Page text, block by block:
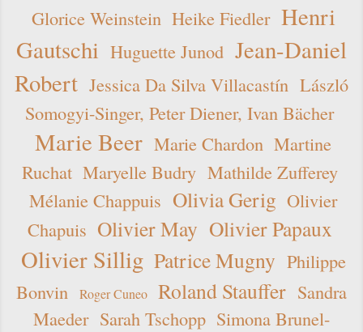
Glorice Weinstein Heike Fiedler Henri
Gautschi Huguette Junod Jean-Daniel
Robert Jessica Da Silva Villacastín László
Somogyi-Singer, Peter Diener, Ivan Bächer
Marie Beer Marie Chardon Martine
Ruchat Maryelle Budry Mathilde Zufferey
Mélanie Chappuis Olivia Gerig Olivier
Chapuis Olivier May Olivier Papaux
Olivier Sillig Patrice Mugny Philippe
Bonvin
Roger Cuneo Roland Stauffer Sandra
Maeder Sarah Tschopp Simona Brunel-